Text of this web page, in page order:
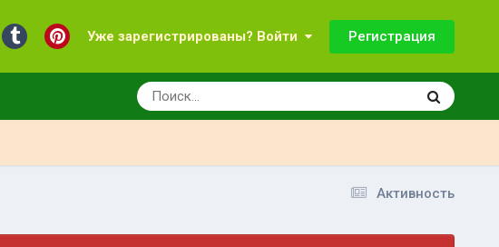
Уже зарегистрированы? Войти Регистрация
Активность